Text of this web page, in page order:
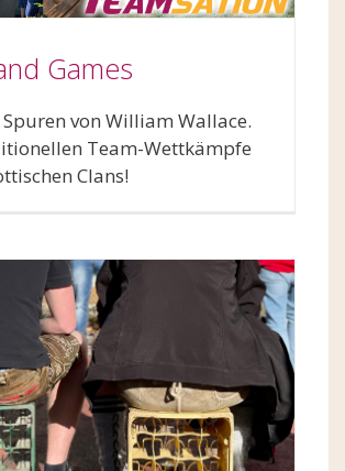
Games
von William Wallace.
Team-Wettkämpfe
Clans!